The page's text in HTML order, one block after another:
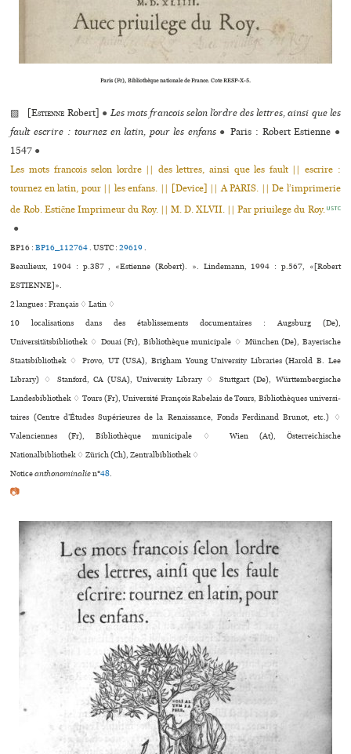
Paris (Fr), Bibliothèque natio­­nale de France. Cote RESP-X-5.
▨ [Estienne Robert] ● Les mots francois selon l’ordre des lettres, ainsi que les
fault escrire : tournez en latin, pour les enfans ● Paris : Robert Estienne ●
1547 ●
Les mots francois selon lordre || des lettres, ainsi que les fault || escrire :
tournez en latin, pour || les enfans. || [Device] || A PARIS. || De l’imprimerie
de Rob. Estiẽne Imprimeur du Roy. || M. D. XLVII. || Par priuilege du Roy. USTC
●
BP16 :BP16_112764.USTC :29619.
Beaulieux, 1904 : p.387 , «Estienne (Robert). ». Lindemann, 1994 : p.567, «[Robert
ESTIENNE]».
2 langues :Français ♢Latin ♢
10 localisations dans des établissements documentaires : Augsburg (De),
Universitätsbibliothek ♢ Douai (Fr), Bibliothèque muni­ci­pale ♢ München (De), Bayerische
Staatsbibliothek ♢ Provo, UT (USA), Brigham Young University Libraries (Harold B. Lee
Library) ♢ Stanford, CA (USA), University Library ♢ Stuttgart (De), Württembergische
Landesbibliothek ♢ Tours (Fr), Université François Rabelais de Tours, Bibliothèques uni­ver­si­
tai­res (Centre d’Études Supérieures de la Renaissance, Fonds Ferdinand Brunot, etc.) ♢
Valenciennes (Fr), Bibliothèque municipale ♢ Wien (At), Österreichische
Nationalbibliothek ♢ Zürich (Ch), Zentralbibliothek ♢
Noticeanthonominalien°48.
📷